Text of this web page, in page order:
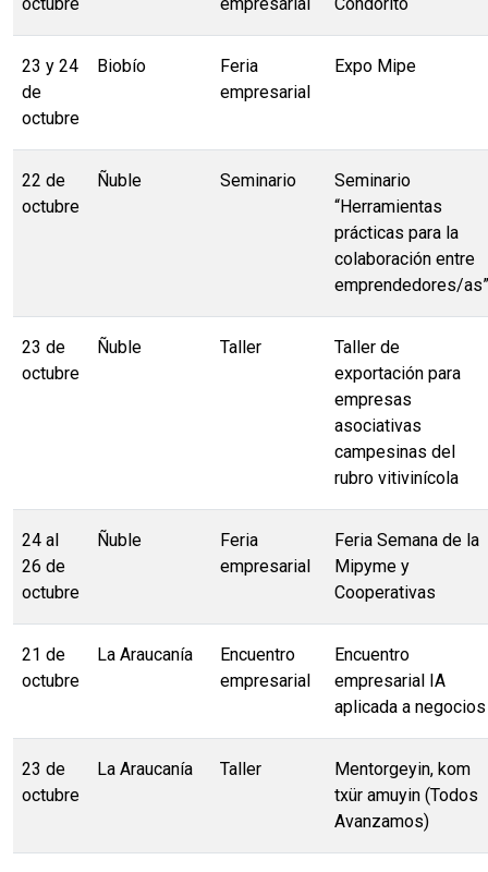
octubre empresarial Condorito
23 y 24
de
octubre
Biobío
Feria
empresarial
Expo Mipe
22 de
octubre
Ñuble Seminario
Seminario
“Herramientas
prácticas para la
colaboración entre
emprendedores/
23 de
octubre
Ñuble Taller
Taller de
exportación para
empresas
asociativas
campesinas del
rubro vitivinícola
24 al
26 de
octubre
Ñuble
Feria
empresarial
Feria Semana de la
Mipyme y
Cooperativas
21 de
octubre
La Araucanía
Encuentro
empresarial
Encuentro
empresarial IA
aplicada a negocios
23 de
octubre
La Araucanía Taller
Mentorgeyin, kom
txür amuyin (Todos
Avanzamos)